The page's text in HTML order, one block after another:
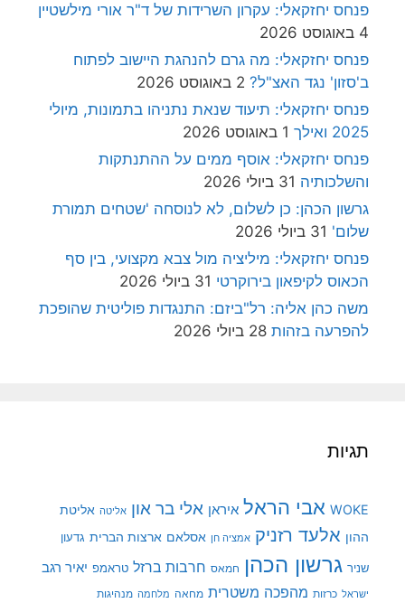
פנחס יחזקאלי: עקרון השרידות של ד"ר אורי מילשטיין
4 באוגוסט 2026
פנחס יחזקאלי: מה גרם להנהגת היישוב לפתוח
ב'סזון' נגד האצ"ל? 2 באוגוסט 2026
פנחס יחזקאלי: תיעוד שנאת נתניהו בתמונות, מיולי
2025 ואילך
1 באוגוסט 2026
פנחס יחזקאלי: אוסף ממים על ההתנתקות
והשלכותיה 31 ביולי 2026
גרשון הכהן: כן לשלום, לא לנוסחה 'שטחים תמורת
שלום' 31 ביולי 2026
פנחס יחזקאלי: מיליציה מול צבא מקצועי, בין סף
הכאוס לקיפאון בירוקרטי 31 ביולי 2026
משה כהן אליה: רל"ביזם: התנגדות פוליטית שהופכת
להפרעה בזהות 28 ביולי 2026
תגיות
WOKE אבי הראל איראן אלי בר און אליטה אליטת
ההון אלעד רזניק אמציה חן אסלאם ארצות הברית גדעון
שניר גרשון הכהן חמאס חרבות ברזל טראמפ יאיר רגב
ישראל כרזות מהפכה משטרית מחאה מלחמה מנהיגות